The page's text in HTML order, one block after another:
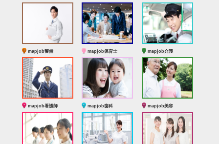
mapjob警備 mapjob保育士 mapjob介護
mapjob看護師 mapjob歯科 mapjob美容